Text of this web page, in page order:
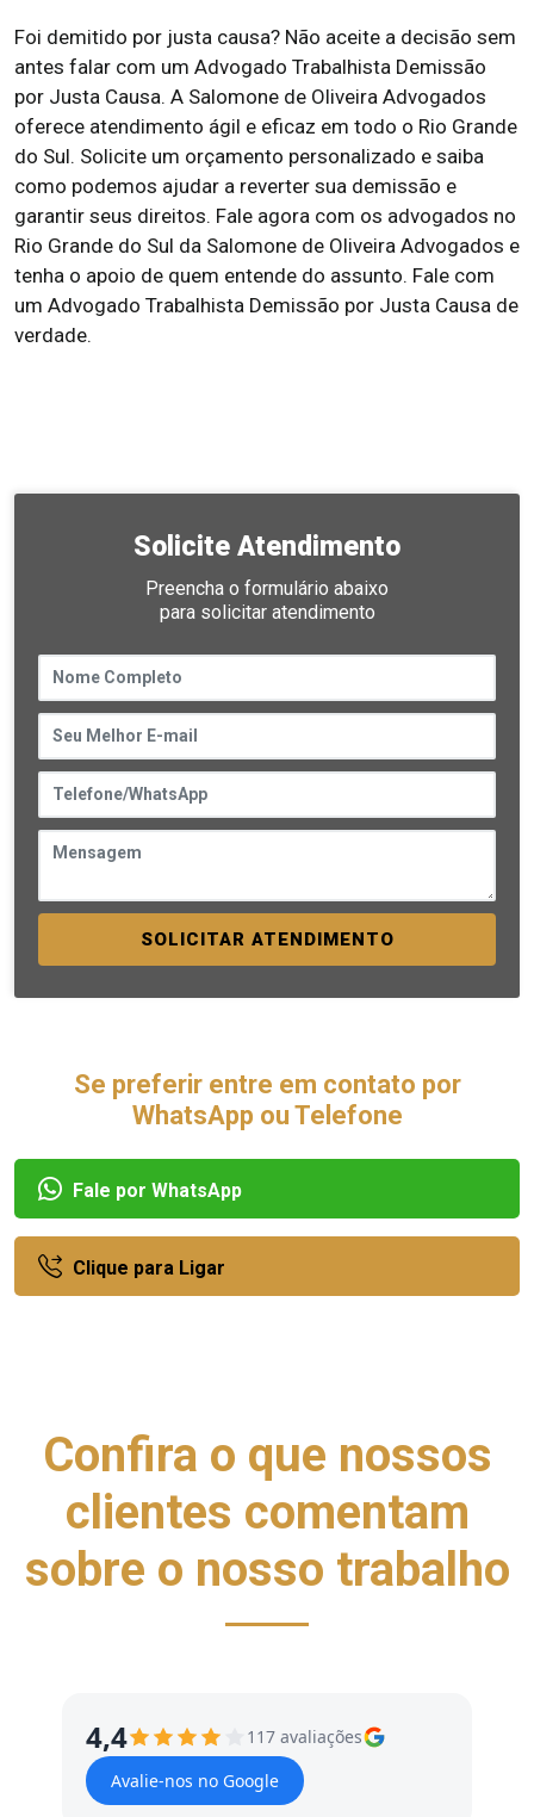
Foi demitido por justa causa? Não aceite a decisão sem
antes falar com um Advogado Trabalhista Demissão
por Justa Causa. A Salomone de Oliveira Advogados
oferece atendimento ágil e eficaz em todo o Rio Grande
do Sul. Solicite um orçamento personalizado e saiba
como podemos ajudar a reverter sua demissão e
garantir seus direitos. Fale agora com os advogados no
Rio Grande do Sul da Salomone de Oliveira Advogados e
tenha o apoio de quem entende do assunto. Fale com
um Advogado Trabalhista Demissão por Justa Causa de
verdade.
Solicite Atendimento
Preencha o formulário abaixo
para solicitar atendimento
SOLICITAR ATENDIMENTO
Se preferir entre em contato por
WhatsApp ou Telefone
Fale por WhatsApp
Clique para Ligar
Confira o que nossos
clientes comentam
sobre o nosso trabalho
4,4
117 avaliações
Avalie-nos no Google